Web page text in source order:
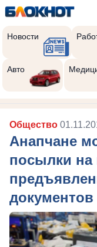
Новости
Авто
Общество
Анапчане
посылки на
документов